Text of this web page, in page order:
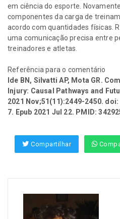
em ciência do esporte.
componentes da carga de
acordo com quantidades físicas.
uma comunicação precisa entre
treinadores e atletas.
Referência para o comentário
Ide BN, Silvatti AP, Mota GR.
Injury: Causal Pathways and
2021 Nov;51(11):2449-2450.
7. Epub 2021 Jul 22. PMID:
Compartilhar